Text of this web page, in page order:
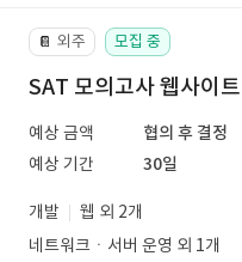
📔 외주 모집 중
SAT 모의고사 웹사이
예상 금액
협의 후 결정
예상 기간
30일
개발
웹 외 2개
네트워크ㆍ서버 운영 외 1개